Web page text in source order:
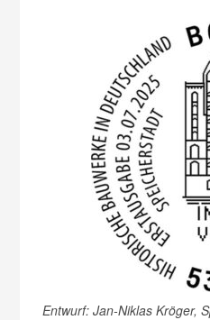
Entwurf: Jan-Niklas Kröger,